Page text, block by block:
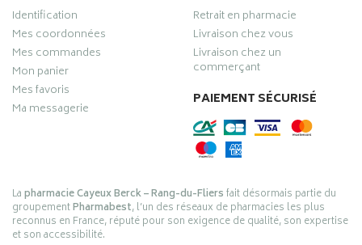
Identification
Mes coordonnées
Mes commandes
Mon panier
Mes favoris
Ma messagerie
Retrait en pharmacie
Livraison chez vous
Livraison chez un
commerçant
PAIEMENT SÉCURISÉ
Lapharmacie Cayeux Berck – Rang-du-Fliersfait désormais partie du
groupementPharmabest, l’un des réseaux de pharmacies les plus
reconnus en France, réputé pour son exigence de qualité, son expertise
et son accessibilité.